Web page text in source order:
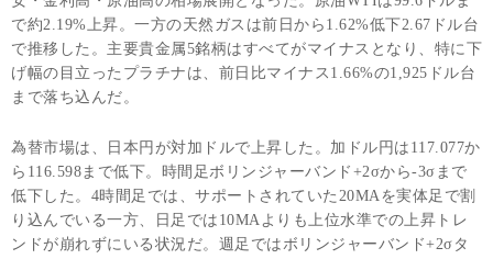
で約2.19%上昇。一方の天然ガスは前日から1.62%低下2.67ドル台
で推移した。主要貴金属5銘柄はすべてがマイナスとなり、特に下
げ幅の目立ったプラチナは、前日比マイナス1.66%の1,925ドル台
まで落ち込んだ。
為替市場は、日本円が対加ドルで上昇した。加ドル円は117.077か
ら116.598まで低下。時間足ボリンジャーバンド+2σから-3σまで
低下した。4時間足では、サポートされていた20MAを実体足で割
り込んでいる一方、日足では10MAよりも上位水準での上昇トレ
ンドが崩れずにいる状況だ。週足ではボリンジャーバンド+2σタ